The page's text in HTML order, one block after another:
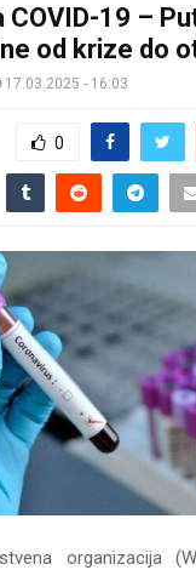
COVID-19 –
od krize do
17.03.2025 - 16:03
0
organizacija